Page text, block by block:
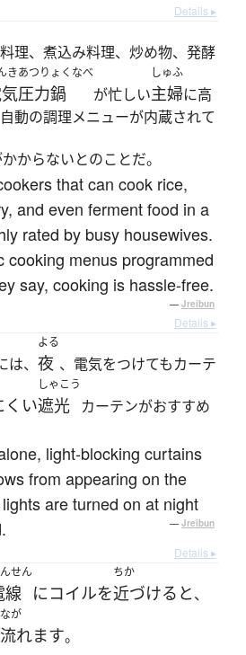
Details ▸
理、煮込み料理、炒め物、発酵
きあつりょくなべ
圧力鍋 が忙しい
しゅふ
主婦に高
動の調理メニューが内蔵されて
からないとのことだ。
that can cook rice,
and even ferment food in a
rated by busy housewives.
cooking menus programmed
say, cooking is hassle-free.
— Jreibun
Details ▸
は、
よる
夜 、電気をつけてもカーテ
くい
しゃこう
遮光
カーテンがおすすめ
light-blocking curtains
from appearing on the
are turned on at night
— Jreibun
Details ▸
せん
線 にコイルを
ちか
近づける と、
なが
流れます。